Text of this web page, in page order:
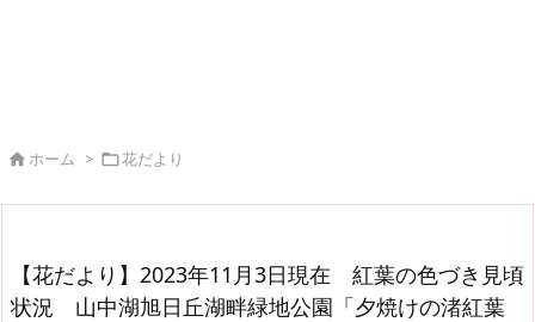
ホーム > 花だより
【花だより】2023年11月3日現在 紅葉の色づき見頃
状況 山中湖旭日丘湖畔緑地公園「夕焼けの渚紅葉